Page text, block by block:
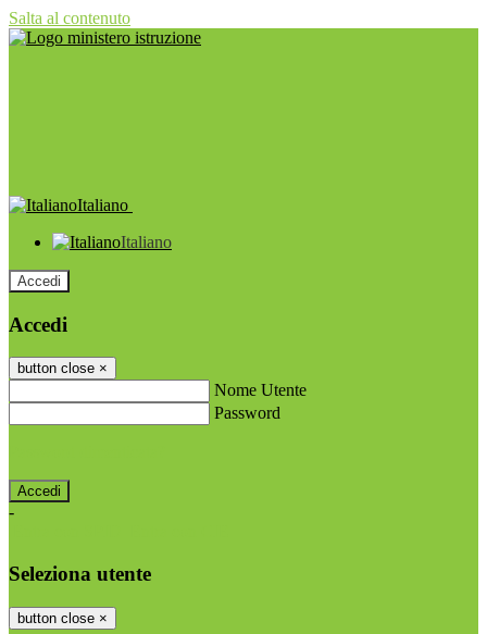
Salta al contenuto
Italiano
Italiano
Accedi
Accedi
button close ×
Nome Utente
Password
-
Seleziona utente
button close ×